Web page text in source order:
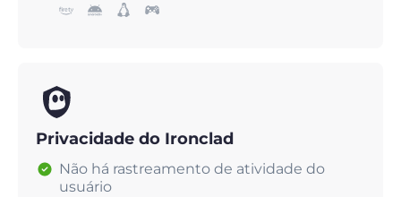
Privacidade do Ironclad
Não há rastreamento de atividade do
usuário